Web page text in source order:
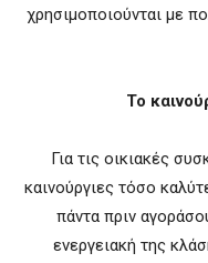
χρησιμοποιούνται με
Το
Για τις οικιακές
καινούργιες τόσο
πάντα πριν
ενεργειακή της